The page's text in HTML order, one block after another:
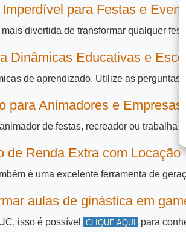
para Festas e
divertida de transformar qualquer
Dinâmicas Educativas e
de aprendizado. Utilize as
para Animadores e
de festas, recreador ou trabalha
de Renda Extra com Locação
é uma excelente ferramenta de
aulas de ginástica em
isso é possível CLIQUE AQUI para